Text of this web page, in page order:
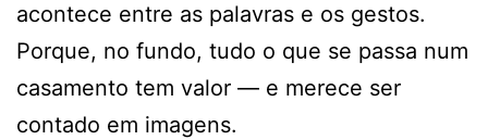
acontece entre as palavras e os gestos.
Porque, no fundo, tudo o que se passa num
casamento tem valor — e merece ser
contado em imagens.